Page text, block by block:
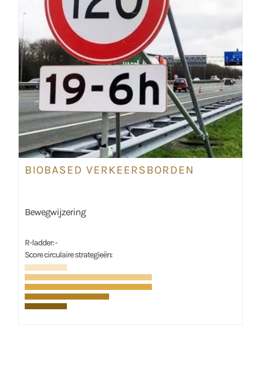
BIOBASED VERKEERSBORDEN
Bewegwijzering
R-ladder: -
Score circulaire strategieën: